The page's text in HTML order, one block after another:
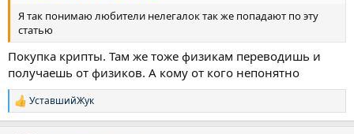
Я так понимаю любители нелегалок так же попадают по эту
статью
Покупка крипты. Там же тоже физикам переводишь и
получаешь от физиков. А кому от кого непонятно
Р
е
УставшийЖук